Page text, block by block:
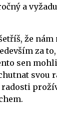
a
že
za
sen
svou